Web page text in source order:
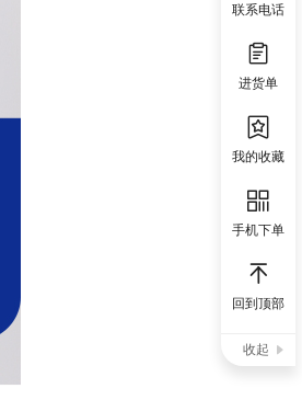
联系电话
进货单
我的收藏
手机下单
回到顶部
收起